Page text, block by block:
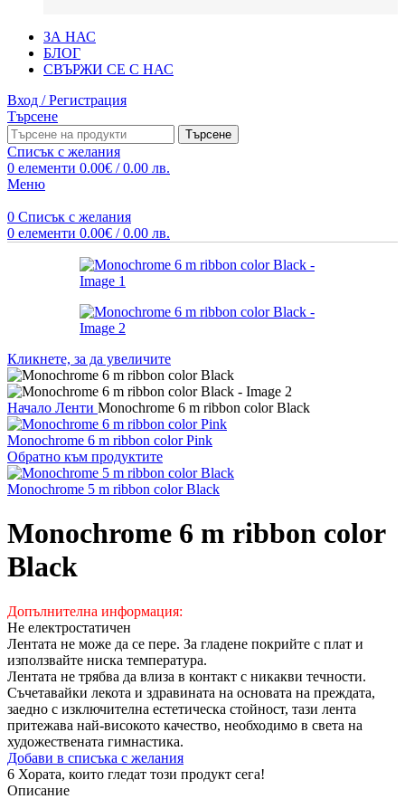
ЗА НАС
БЛОГ
СВЪРЖИ СЕ С НАС
Вход / Регистрация
Търсене
Търсене
Списък с желания
0 елементи 0.00€ / 0.00 лв.
Меню
0 Списък с желания
0 елементи 0.00€ / 0.00 лв.
Кликнете, за да увеличите
Начало Ленти Monochrome 6 m ribbon color Black
Monochrome 6 m ribbon color Pink
Обратно към продуктите
Monochrome 5 m ribbon color Black
Monochrome 6 m ribbon color
Black
Допълнителна информация:
Не електростатичен
Лентата не може да се пере. За гладене покрийте с плат и
използвайте ниска температура.
Лентата не трябва да влиза в контакт с никакви течности.
Съчетавайки лекота и здравината на основата на преждата,
заедно с изключителна естетическа стойност, тази лента
притежава най-високото качество, необходимо в света на
художествената гимнастика.
Добави в списъка с желания
6 Хората, които гледат този продукт сега!
Описание